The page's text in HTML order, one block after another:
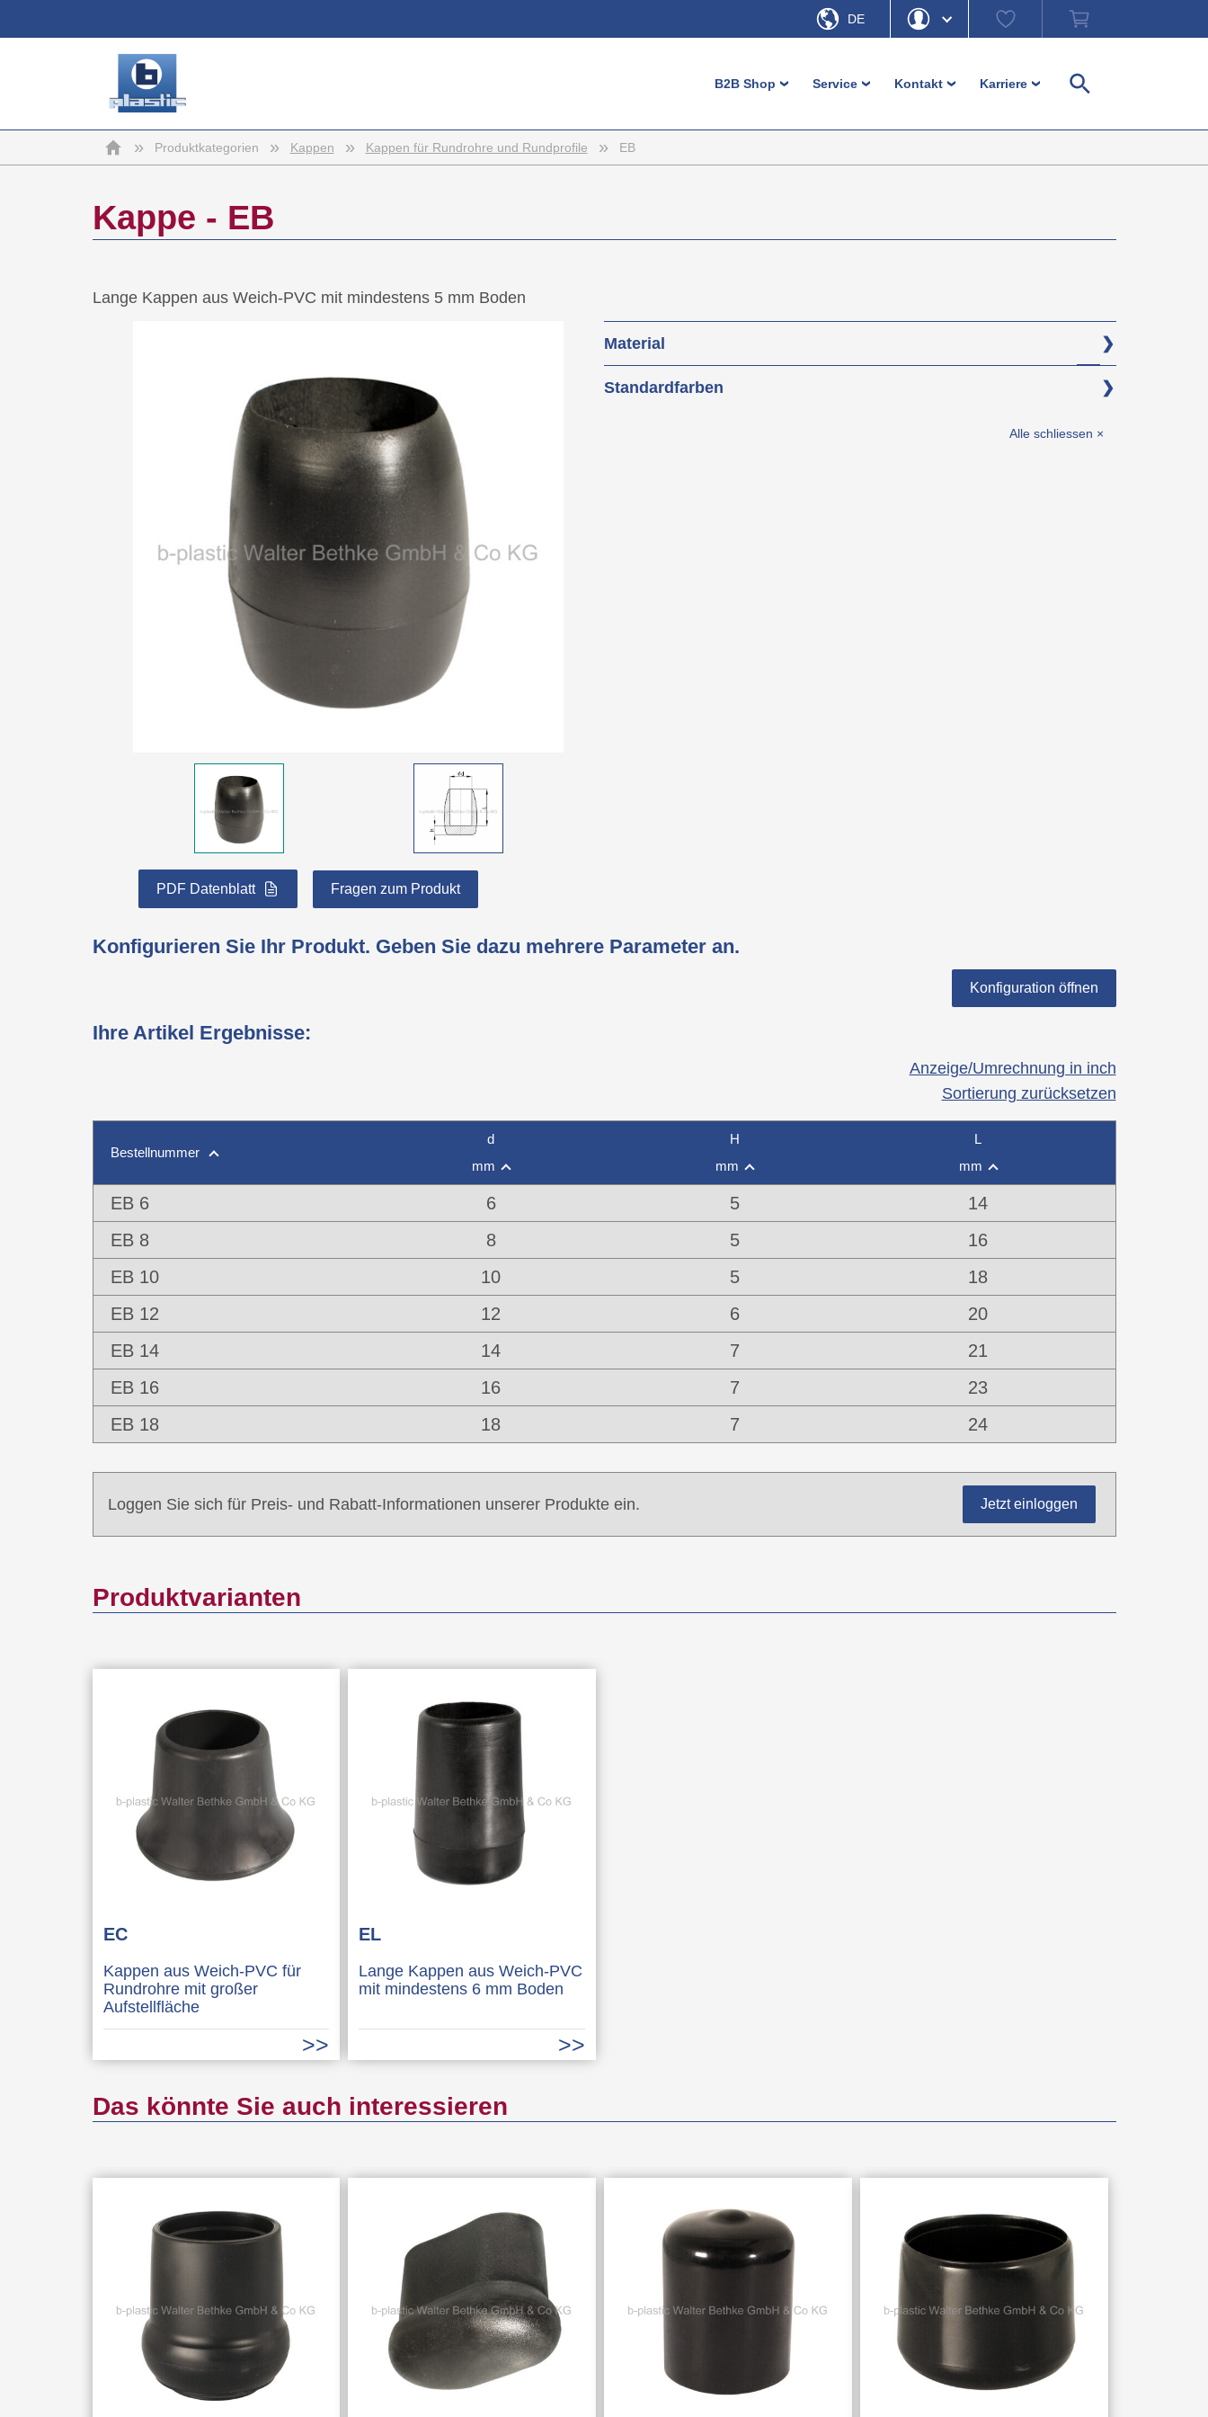
DE
Benutzername
Passwort
Watch
list
Warenkorb
b-
plastic
B2B Shop›
Materialinformationen
Service› Kontakt› Karriere› Suche
Startseite
» Produktkategorien » Kappen » Kappen für Rundrohre und Rundprofile » EB
Kappe - EB
Lange Kappen aus Weich-PVC mit mindestens 5 mm Boden
PDF Datenblatt Fragen zum Produkt
Material
Weich-PVC (PVC-P)
Standardfarben
Alle schliessen ×
Konfigurieren Sie Ihr Produkt. Geben Sie dazu mehrere Parameter an.
Konfiguration öffnen
Ihre Artikel Ergebnisse:
Anzeige/Umrechnung in inch
Sortierung zurücksetzen
Bestellnummer
d
mm
H
mm
L
mm
EB 6 6 5
14
EB 8
8 5
16
EB 10
10 5
18
EB 12
12 6
20
EB 14
14 7
21
EB 16
16 7
23
EB 18
18 7 24
Loggen Sie sich für Preis- und Rabatt-Informationen unserer Produkte ein. Jetzt einloggen
Produktvarianten
EC
Kappen aus Weich-PVC für
Rundrohre mit großer
Aufstellfläche
EL
Lange Kappen aus Weich-PVC
mit mindestens 6 mm Boden
Das könnte Sie auch interessieren